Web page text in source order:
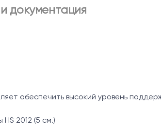
документация
обеспечить высокий уровень
2012 (5 см.)